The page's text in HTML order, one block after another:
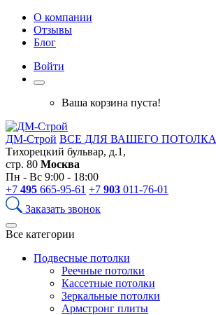
О компании
Отзывы
Блог
Войти
Ваша корзина пуста!
ДМ-Строй ВСЕ ДЛЯ ВАШЕГО ПОТОЛКА
Тихорецкий бульвар, д.1,
стр. 80 Москва
Пн - Вс 9:00 - 18:00
+7 495 665-95-61 +7 903 011-76-01
Заказать звонок
Все категории
Подвесные потолки
Реечные потолки
Кассетные потолки
Зеркальные потолки
Армстронг плиты